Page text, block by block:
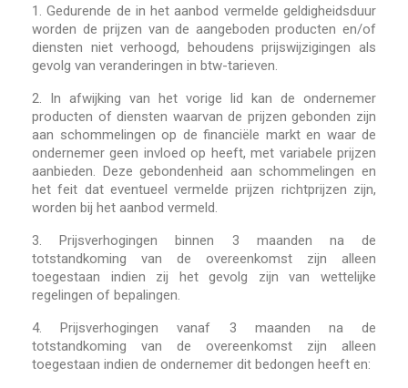
1. Gedurende de in het aanbod vermelde geldigheidsduur
worden de prijzen van de aangeboden producten en/of
diensten niet verhoogd, behoudens prijswijzigingen als
gevolg van veranderingen in btw-tarieven.
2.
In afwijking van het vorige lid kan de ondernemer
producten of diensten waarvan de prijzen gebonden zijn
aan schommelingen op de financiële markt en waar de
ondernemer geen invloed op heeft, met variabele prijzen
aanbieden. Deze gebondenheid aan schommelingen en
het feit dat eventueel vermelde prijzen richtprijzen zijn,
worden bij het aanbod vermeld.
3.
Prijsverhogingen binnen 3 maanden na de
totstandkoming van de overeenkomst zijn alleen
toegestaan indien zij het gevolg zijn van wettelijke
regelingen of bepalingen.
4.
Prijsverhogingen vanaf 3 maanden na de
totstandkoming van de overeenkomst zijn alleen
toegestaan indien de ondernemer dit bedongen heeft en: